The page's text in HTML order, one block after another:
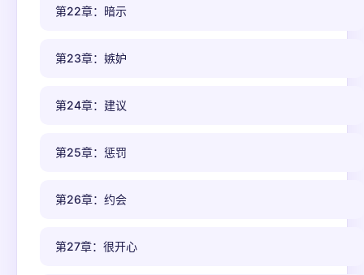
第22章：暗示
第23章：嫉妒
第24章：建议
第25章：惩罚
第26章：约会
第27章：很开心